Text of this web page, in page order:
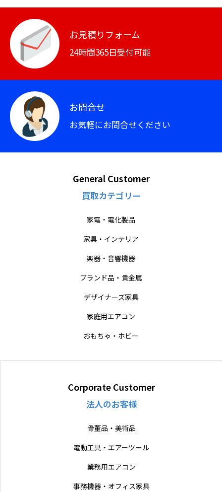
お見積りフォーム
24時間365日受付可能
お問合せ
お気軽にお問合せください
General Customer
買取カテゴリー
家電・電化製品
家具・インテリア
楽器・音響機器
ブランド品・貴金属
デザイナーズ家具
家庭用エアコン
おもちゃ・ホビー
Corporate Customer
法人のお客様
骨董品・美術品
電動工具・エアーツール
業務用エアコン
事務機器・オフィス家具